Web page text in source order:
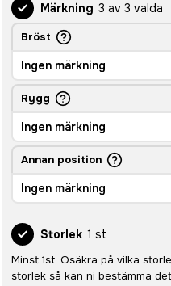
Märkning 3 av 3 valda
Bröst
Ingen märkning
Rygg
Ingen märkning
Annan position
Ingen märkning
Storlek 1 st
Minst 1st. Osäkra på vilka
storlek så kan ni bestämma